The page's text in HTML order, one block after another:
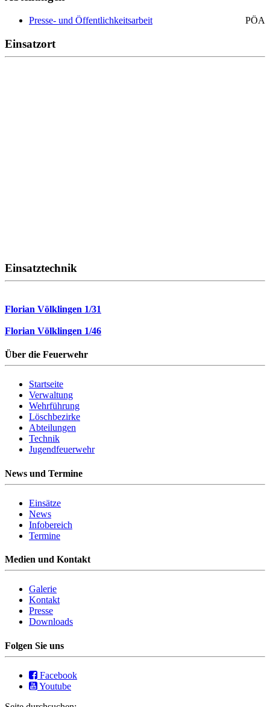
Presse- und Öffentlichkeitsarbeit PÖA
Einsatzort
Einsatztechnik
Florian Völklingen 1/31
Florian Völklingen 1/46
Über die Feuerwehr
Startseite
Verwaltung
Wehrführung
Löschbezirke
Abteilungen
Technik
Jugendfeuerwehr
News und Termine
Einsätze
News
Infobereich
Termine
Medien und Kontakt
Galerie
Kontakt
Presse
Downloads
Folgen Sie uns
Facebook
Youtube